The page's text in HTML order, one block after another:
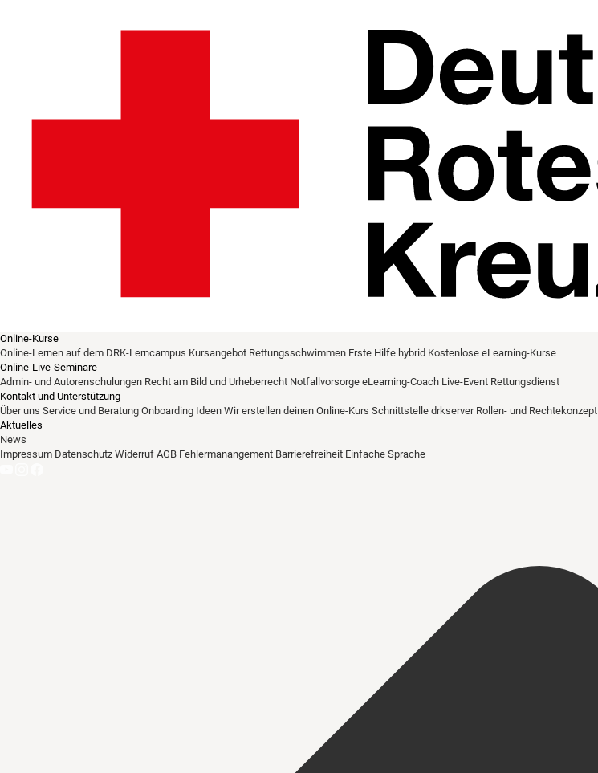
Online-Kurse
Online-Lernen auf dem DRK-Lerncampus Kursangebot Rettungsschwimmen Erste Hilfe hybrid Kostenlose eLearning-Kurse
Online-Live-Seminare
Admin- und Autorenschulungen Recht am Bild und Urheberrecht Notfallvorsorge eLearning-Coach Live-Event Rettungsdienst
Kontakt und Unterstützung
Über uns Service und Beratung Onboarding Ideen Wir erstellen deinen Online-Kurs Schnittstelle drkserver Rollen- und Rechtekonzept
Aktuelles
News
Impressum Datenschutz Widerruf AGB Fehlermanangement Barrierefreiheit Einfache Sprache